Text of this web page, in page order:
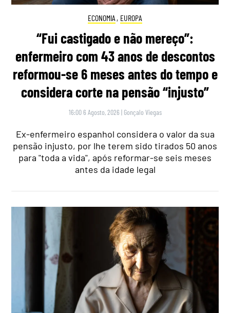
ECONOMIA , EUROPA
“Fui castigado e não mereço”:
enfermeiro com 43 anos de descontos
reformou-se 6 meses antes do tempo e
considera corte na pensão “injusto”
16:00 6 Agosto, 2026 | Gonçalo Viegas
Ex-enfermeiro espanhol considera o valor da sua
pensão injusto, por lhe terem sido tirados 50 anos
para "toda a vida", após reformar-se seis meses
antes da idade legal